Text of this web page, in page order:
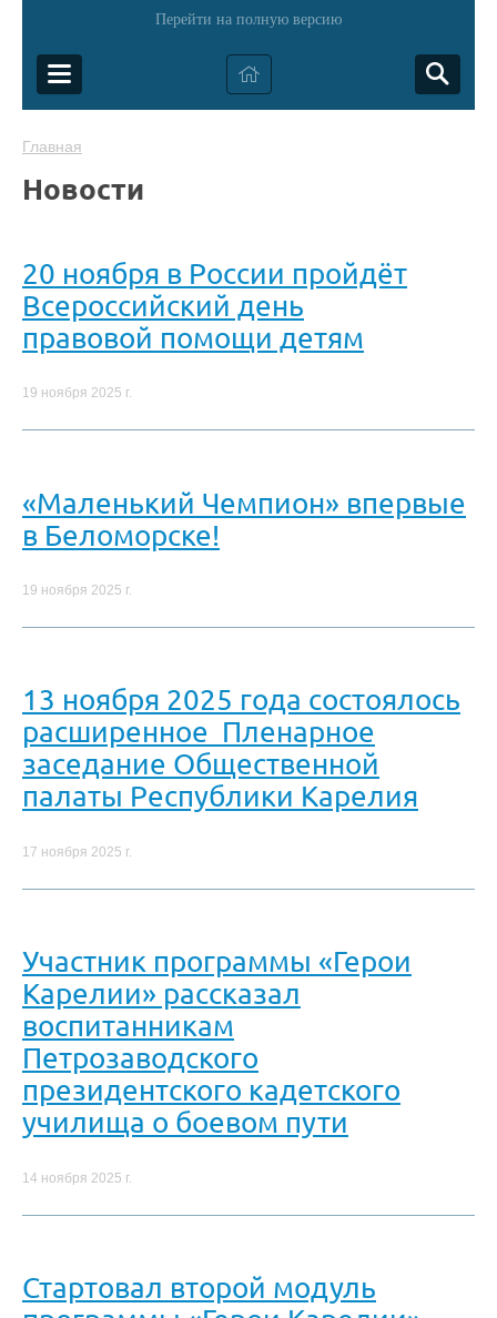
Перейти на полную версию
Главная
Новости
20 ноября в России пройдёт
Всероссийский день
правовой помощи детям
19 ноября 2025 г.
«Маленький Чемпион» впервые
в Беломорске!
19 ноября 2025 г.
13 ноября 2025 года состоялось
расширенное Пленарное
заседание Общественной
палаты Республики Карелия
17 ноября 2025 г.
Участник программы «Герои
Карелии» рассказал
воспитанникам
Петрозаводского
президентского кадетского
училища о боевом пути
14 ноября 2025 г.
Стартовал второй модуль